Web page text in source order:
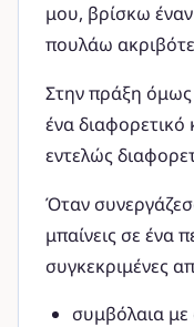
μου, βρίσκω
πουλάω
Στην πράξη όμως
ένα διαφορετικό
εντελώς
Όταν
μπαίνεις σε ένα
συγκεκριμένες
συμβόλαια με